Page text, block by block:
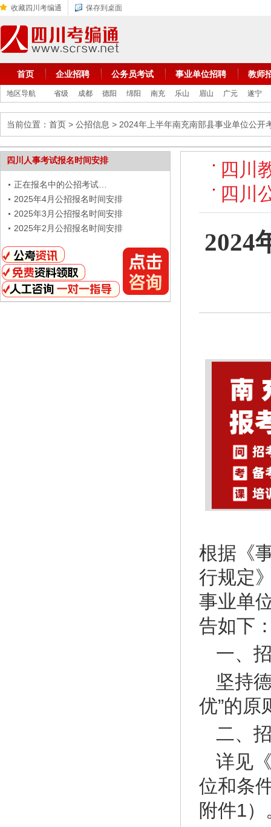
收藏四川考编通 保存到桌面
首页 企业招聘 公务员考试 事业单位招聘 教师
地区导航 省级 成都 德阳 绵阳 南充 乐山 眉山 广元 遂宁
当前位置： 首页 > 公招信息 > 2024年上半年南充南部县事业单位公开
四川人事考试报名时间安排
正在报名中的公招考试…
2025年4月公招报名时间安排
2025年3月公招报名时间安排
2025年2月公招报名时间安排
四川
四川
2024
根据《
行规定
事业单
告如下
一、
坚持
优”的原
二、
详见
位和条
附件1）